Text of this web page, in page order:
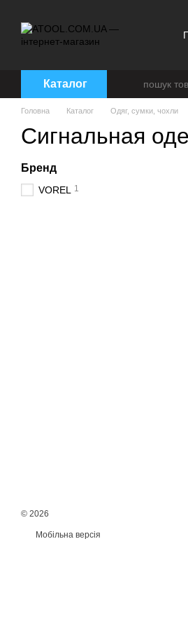
Каталог
Головна Каталог Одяг, сумки, чохли
Сигнальная
Бренд
VOREL 1
© 2026
Мобільна версія